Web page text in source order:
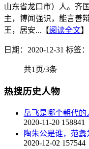
山东省龙口市）人。齐
主，博闻强识，能言善
王，居安...【阅读全文】
日期：2020-12-31 标签：
共1页/3条
热搜历史人物
岳飞是哪个朝代
2020-11-20 158841
陶朱公是谁，范
2020-12-02 157544